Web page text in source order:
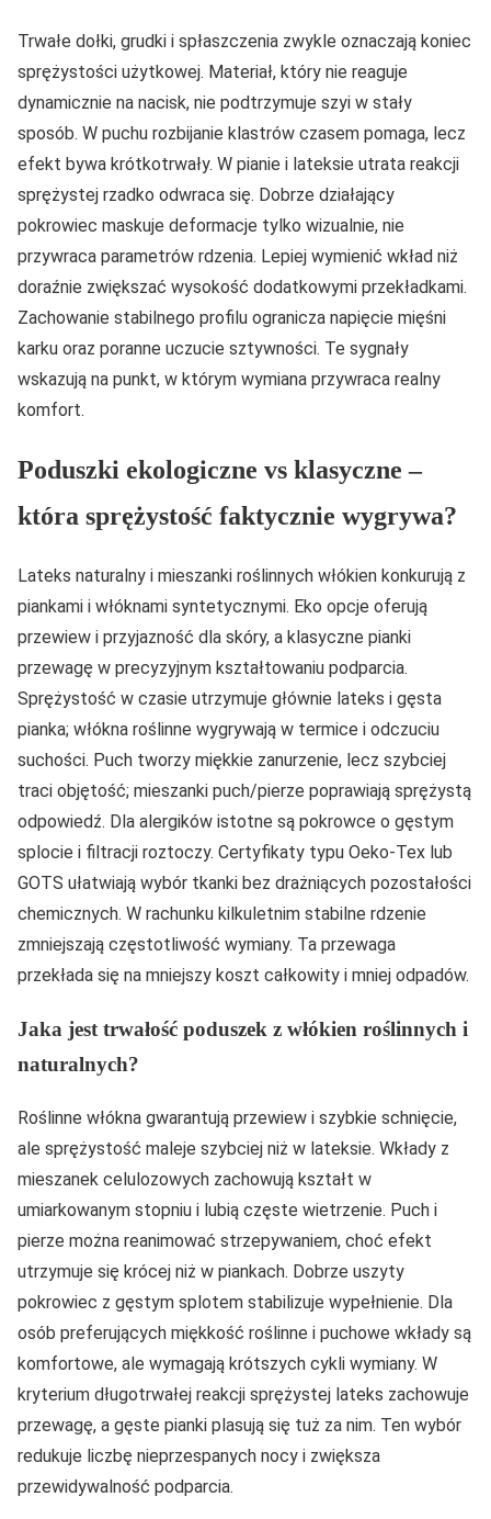
Trwałe dołki, grudki i spłaszczenia zwykle oznaczają koniec
sprężystości użytkowej. Materiał, który nie reaguje
dynamicznie na nacisk, nie podtrzymuje szyi w stały
sposób. W puchu rozbijanie klastrów czasem pomaga, lecz
efekt bywa krótkotrwały. W pianie i lateksie utrata reakcji
sprężystej rzadko odwraca się. Dobrze działający
pokrowiec maskuje deformacje tylko wizualnie, nie
przywraca parametrów rdzenia. Lepiej wymienić wkład niż
doraźnie zwiększać wysokość dodatkowymi przekładkami.
Zachowanie stabilnego profilu ogranicza napięcie mięśni
karku oraz poranne uczucie sztywności. Te sygnały
wskazują na punkt, w którym wymiana przywraca realny
komfort.
Poduszki ekologiczne vs klasyczne –
która sprężystość faktycznie wygrywa?
Lateks naturalny i mieszanki roślinnych włókien konkurują z
piankami i włóknami syntetycznymi. Eko opcje oferują
przewiew i przyjazność dla skóry, a klasyczne pianki
przewagę w precyzyjnym kształtowaniu podparcia.
Sprężystość w czasie utrzymuje głównie lateks i gęsta
pianka; włókna roślinne wygrywają w termice i odczuciu
suchości. Puch tworzy miękkie zanurzenie, lecz szybciej
traci objętość; mieszanki puch/pierze poprawiają sprężystą
odpowiedź. Dla alergików istotne są pokrowce o gęstym
splocie i filtracji roztoczy. Certyfikaty typu Oeko‑Tex lub
GOTS ułatwiają wybór tkanki bez drażniących pozostałości
chemicznych. W rachunku kilkuletnim stabilne rdzenie
zmniejszają częstotliwość wymiany. Ta przewaga
przekłada się na mniejszy koszt całkowity i mniej odpadów.
Jaka jest trwałość poduszek z włókien roślinnych i
naturalnych?
Roślinne włókna gwarantują przewiew i szybkie schnięcie,
ale sprężystość maleje szybciej niż w lateksie. Wkłady z
mieszanek celulozowych zachowują kształt w
umiarkowanym stopniu i lubią częste wietrzenie. Puch i
pierze można reanimować strzepywaniem, choć efekt
utrzymuje się krócej niż w piankach. Dobrze uszyty
pokrowiec z gęstym splotem stabilizuje wypełnienie. Dla
osób preferujących miękkość roślinne i puchowe wkłady są
komfortowe, ale wymagają krótszych cykli wymiany. W
kryterium długotrwałej reakcji sprężystej lateks zachowuje
przewagę, a gęste pianki plasują się tuż za nim. Ten wybór
redukuje liczbę nieprzespanych nocy i zwiększa
przewidywalność podparcia.